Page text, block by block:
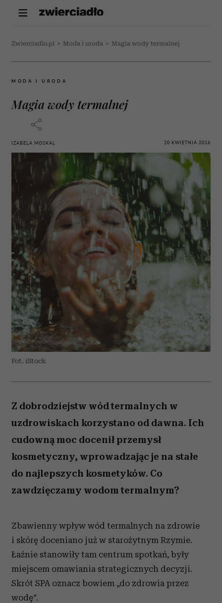
Zwierciadlo.pl > Moda i uroda > Magia wody termalnej
MODA I URODA
Magia wody termalnej
IZABELA MOSKAL 20 KWIETNIA 2016
Fot. iStock
Z dobrodziejstw wód termalnych w
uzdrowiskach korzystano od dawna. Ich
cudowną moc docenił przemysł
kosmetyczny, wprowadzając je na stałe
do najlepszych kosmetyków. Co
zawdzięczamy wodom termalnym?
Zbawienny wpływ wód termalnych na zdrowie
i skórę doceniano już w starożytnym Rzymie.
Łaźnie stanowiły tam centrum spotkań, były
miejscem omawiania strategicznych decyzji.
Skrót SPA oznacz bowiem „do zdrowia przez
wodę”.